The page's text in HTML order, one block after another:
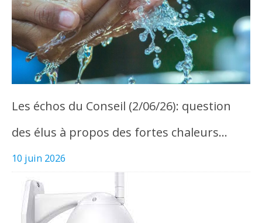
Les échos du Conseil (2/06/26): question
des élus à propos des fortes chaleurs…
10 juin 2026